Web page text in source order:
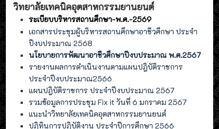
วิทยาลัยเทคนิคอุตสาหกรรมยานยนต์
ระเบียบบริหารสถานศึกษา-พ.ศ.-2569
เอกสารประชุมผู้บริหารสถานศึกษาอาชีวศึกษา ประจำ
ปีงบประมาณ 2568
นโยบายการพัฒนาอาชีวศึกษาปีงบประมาณ พ.ศ.2567
รายงานผลการดำเนินงานตามแผนปฎิบัติราชการ
ประจำปีงบประมาณ2566
แผนปฎิบัติราชการ ประจำปีงบประมาณ 2567
รวมข้อมูลการประชุม Fix it วันที่ 6 มกราคม 2567
แนะนำวิทยาลัยเทคนิคอุตสาหกรรมยานยนต์
ปฎิทินการปฎิบัติงาน ประจำปีการศึกษา 2566